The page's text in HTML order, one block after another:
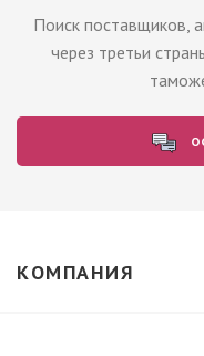
Поиск поставщиков,
через третьи
КОМПАНИЯ